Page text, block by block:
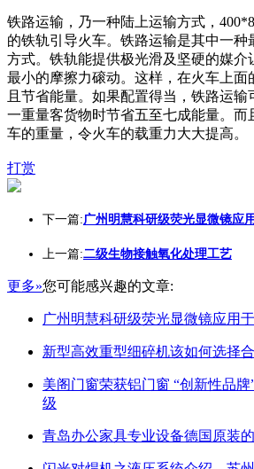
铁路运输，乃一种陆上运输方式，
的铁轨引导火车。铁路运输是其中一种
方式。铁轨能提供极光滑及坚硬的媒介
最小的摩擦力磙动。这样，在火车上面
且节省能量。如果配置得当，铁路运输
一重量客货物时节省五至七成能量。而
车的重量，令火车的载重力大大提高。
打赏
下一篇:广州明慧科研级荧光显微镜应
上一篇:二级生物接触氧化处理工艺
更多»您可能感兴趣的文章:
广州明慧科研级荧光显微镜应用
新型高效重型细碎机该如何选择
美阁门窗荣获铝门窗 “创新性品
级
青岛办公家具专业设备德国原装